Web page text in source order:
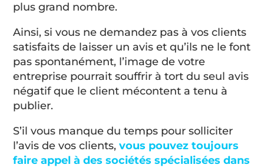
plus grand nombre.
Ainsi, si vous ne demandez pas à vos clients
satisfaits de laisser un avis et qu’ils ne le font
pas spontanément, l’image de votre
entreprise pourrait souffrir à tort du seul avis
négatif que le client mécontent a tenu à
publier.
S’il vous manque du temps pour solliciter
l’avis de vos clients,vous pouvez toujours
faire appel à des sociétés spécialisées dans